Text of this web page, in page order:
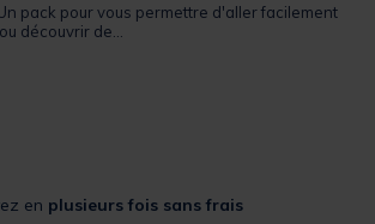
pack pour vous permettre d'aller facilement
découvrir de...
en plusieurs fois sans frais